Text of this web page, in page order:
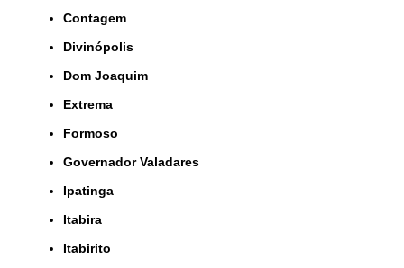
Contagem
Divinópolis
Dom Joaquim
Extrema
Formoso
Governador Valadares
Ipatinga
Itabira
Itabirito